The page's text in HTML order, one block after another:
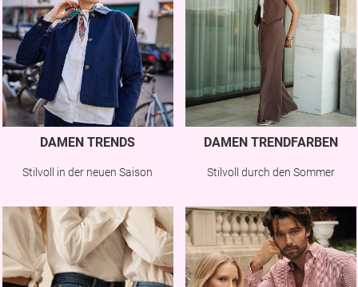
DAMEN TRENDS
Stilvoll in der neuen Saison
DAMEN TRENDFARBEN
Stilvoll durch den Sommer